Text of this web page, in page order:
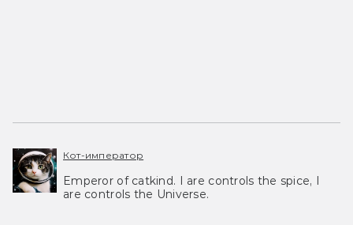
Кот-император
Emperor of catkind. I are controls the spice, I
are controls the Universe.